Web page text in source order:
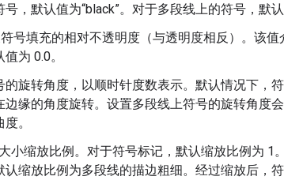
，默认值为“black”。对于多段线上的符号，默
号填充的相对不透明度（与透明度相反）。该
为 0.0。
的旋转角度，以顺时针度数表示。默认情况下，
边缘的角度旋转。设置多段线上符号的旋转角度
。
小缩放比例。对于符号标记，默认缩放比例为 1
认缩放比例为多段线的描边粗细。经过缩放后，